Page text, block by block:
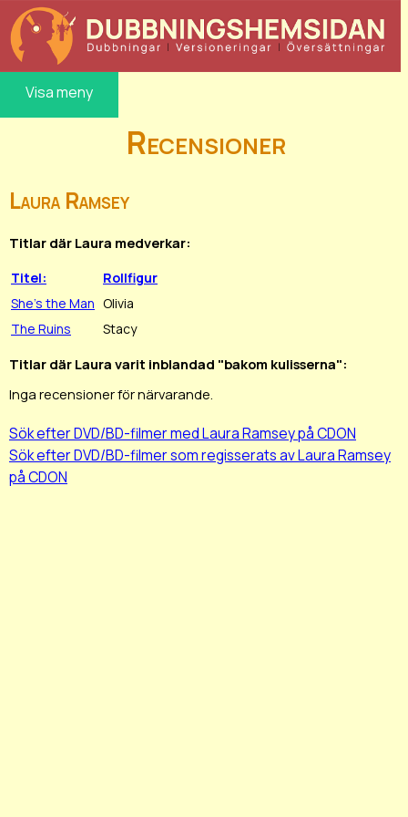
Visa meny
Recensioner
Laura Ramsey
Titlar där Laura medverkar:
Titel:
Rollfigur
She's the Man Olivia
The Ruins
Stacy
Titlar där Laura varit inblandad "bakom kulisserna":
Inga recensioner för närvarande.
Sök efter DVD/BD-filmer med Laura Ramsey på CDON
Sök efter DVD/BD-filmer som regisserats av Laura Ramsey
på CDON